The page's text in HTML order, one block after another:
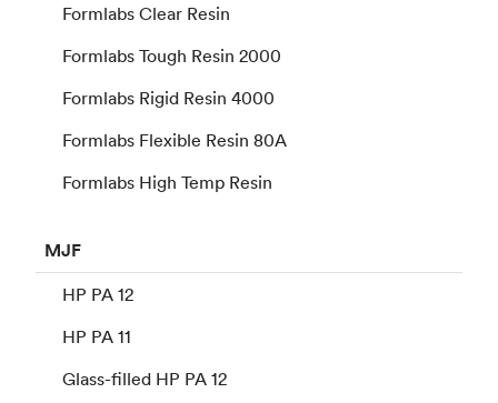
Formlabs Clear Resin
Formlabs Tough Resin 2000
Formlabs Rigid Resin 4000
Formlabs Flexible Resin 80A
Formlabs High Temp Resin
MJF
HP PA 12
HP PA 11
Glass-filled HP PA 12